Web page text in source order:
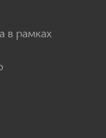
в рамках